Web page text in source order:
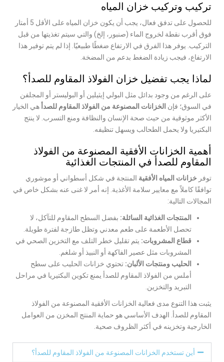
تركيب وتركيب خزان المياه
للحصول على تدفق فعال، يجب أن يكون خزان المياه على الأقل 5 أمتار
فوق أقرب نقطة لخروج الماء (صنبور، إلخ) والتي سيتم تغذيتها من قبل
التركيب. يوفر هذا الفرق في الارتفاع ضغطًا طبيعيًا. إذا لم يتم توفير هذا
الارتفاع، فيجب زيادة الضغط بدعم من المضخة.
لماذا يجب تفضيل خزان الفولاذ المقاوم للصدأ؟
على الرغم من وجود بدائل مثل البولي إيثيلين أو البوليستر أو المجلفن
في السوق؛ فإن الخزانات المصنوعة من الفولاذ المقاوم للصدأ هي الخيار
الأكثر موثوقية من حيث صحة الإنسان والنظافة ومنع التسرب. لا ينتج
البكتيريا ولا يحمل الطحالب ويسهل تنظيفه.
أهمية الخزانات الأفقية المصنوعة من الفولاذ
المقاوم للصدأ في المنتجات الغذائية
توفر خزانات المياه الأفقية المنتجة في شكل أسطواني أو موشوري
توافقًا كاملاً مع معايير سلامة الأغذية. إنه أمر لا غنى عنه بشكل خاص في
المجالات التالية:
المنتجات الغذائية السائلة: بفضل السطح المقاوم للتآكل، لا
تحصل الأطعمة على طعم معدني وتظل طازجة لفترة طويلة.
قطاع المشروبات: يتم تقليل خطر التلف مع التخزين الصحي في
المشروبات مثل عصير الفاكهة أو النبيذ أو شلغم.
الحليب ومنتجات الألبان: تحتوي خزانات الحليب على سطح
أملس من الفولاذ المقاوم للصدأ يمنع تكوين البكتيريا في مراحل
التبريد والتخزين.
يثبت هذا التنوع مدى فعالية الخزانات الأفقية المصنوعة من الفولاذ
المقاوم للصدأ. الهدف الأساسي هو حماية المنتج المخزن من العوامل
الخارجية وتخزينه في أكثر الظروف صحية.
أين تستخدم الخزانات المصنوعة من الفولاذ المقاوم للصدأ؟